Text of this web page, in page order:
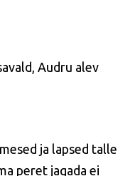
Audru alev
ja lapsed talle
peret jagada ei